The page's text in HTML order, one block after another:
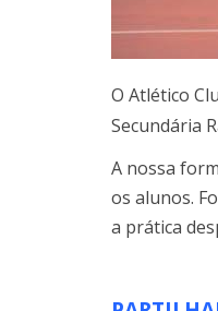
O Atlético
Secundária
A nossa
os alunos.
a prática